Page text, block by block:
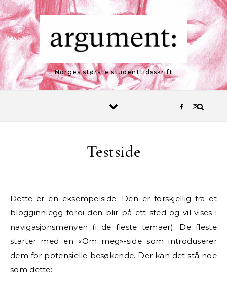
Skip to content
Norges største studenttidsskrift
Testside
Dette er en eksempelside. Den er forskjellig fra et
blogginnlegg fordi den blir på ett sted og vil vises i
navigasjonsmenyen (i de fleste temaer). De fleste
starter med en «Om meg»-side som introduserer
dem for potensielle besøkende. Der kan det stå noe
som dette: